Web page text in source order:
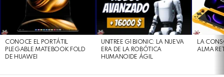
STORIES
CONOCE EL PORTÁTIL
PLEGABLE MATEBOOK FOLD
DE HUAWEI
UNITREE G1 BIONIC: LA NUEVA
ERA DE LA ROBÓTICA
HUMANOIDE ÁGIL
LA
ALMA